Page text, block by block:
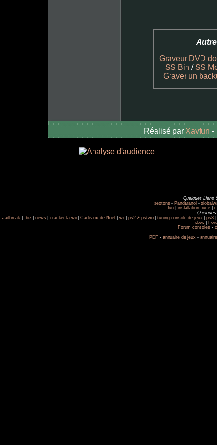
Graveur DVD
SS Bin / SS
Graver un
Réalisé par Xavfun -
-------------------
Quelques Liens
seotons- Pandaranol -
fun
installation puce
Jailbreak
.biz news cracker la wii Cadeaux de Noel wii ps2 & pstwo tuning console de jeux ps3
xbox
Forum consoles-
PDF - annuaire de jeux -